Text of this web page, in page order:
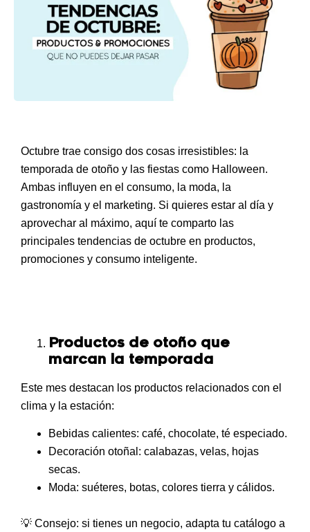
Octubre trae consigo dos cosas irresistibles: la
temporada de otoño y las fiestas como Halloween.
Ambas influyen en el consumo, la moda, la
gastronomía y el marketing. Si quieres estar al día y
aprovechar al máximo, aquí te comparto las
principales tendencias de octubre en productos,
promociones y consumo inteligente.
Productos de otoño que
marcan la temporada
Este mes destacan los productos relacionados con el
clima y la estación:
Bebidas calientes: café, chocolate, té especiado.
Decoración otoñal : calabazas, velas, hojas
secas.
Moda: suéteres, botas, colores tierra y cálidos.
💡 Consejo: si tienes un negocio, adapta tu catálogo a